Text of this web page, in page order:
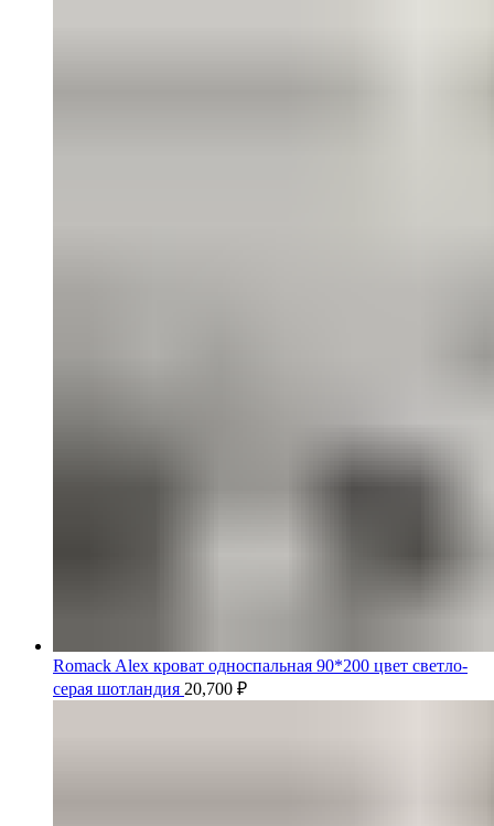
Romack Alex кроват односпальная 90*200 цвет светло-
серая шотландия 20,700 ₽